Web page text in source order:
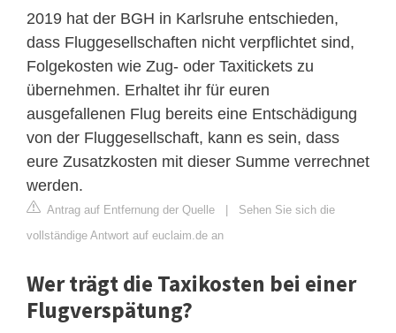
2019 hat der BGH in Karlsruhe entschieden,
dass Fluggesellschaften nicht verpflichtet sind,
Folgekosten wie Zug- oder Taxitickets zu
übernehmen. Erhaltet ihr für euren
ausgefallenen Flug bereits eine Entschädigung
von der Fluggesellschaft, kann es sein, dass
eure Zusatzkosten mit dieser Summe verrechnet
werden.
Antrag auf Entfernung der Quelle | Sehen Sie sich die
vollständige Antwort auf euclaim.de an
Wer trägt die Taxikosten bei einer
Flugverspätung?